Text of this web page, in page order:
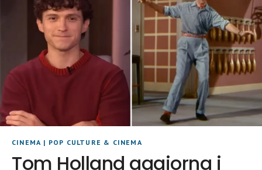
CINEMA | POP CULTURE & CINEMA
Tom Holland aggiorna i